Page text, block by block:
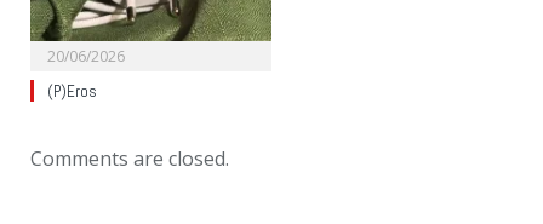
20/06/2026
(P)Eros
Comments are closed.